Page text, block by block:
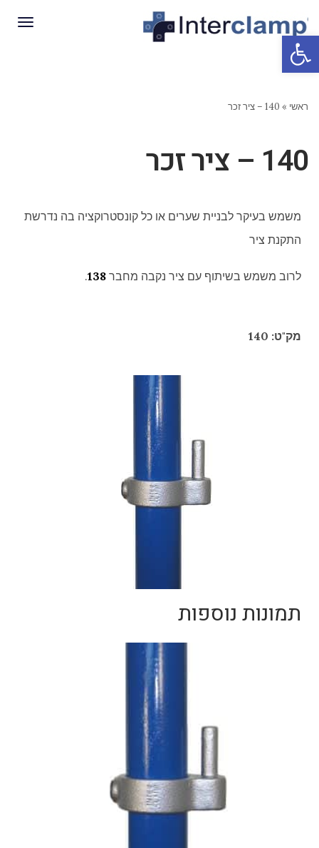
ראשי » 140 – ציר זכר
140 – ציר זכר
משמש בעיקר לבניית שערים או כל קונסטרוקציה בה נדרשת
התקנת ציר
לרוב משמש בשיתוף עם ציר נקבה מחבר 138
.
מק"ט: 140
תמונות נוספות
פתח סרגל נגישות